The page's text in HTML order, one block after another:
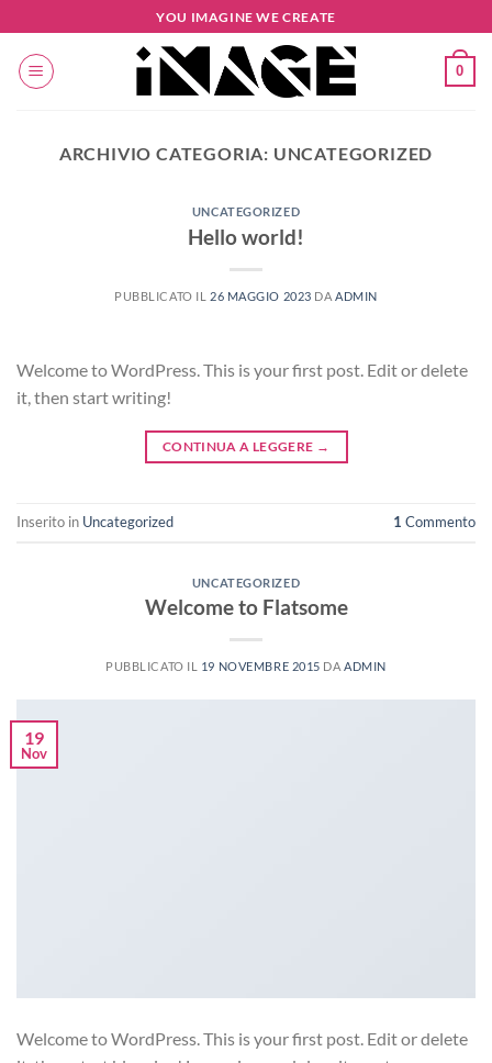
ai
contenuti
YOU IMAGINE WE CREATE
0
ARCHIVIO CATEGORIA: UNCATEGORIZED
UNCATEGORIZED
Hello world!
PUBBLICATO IL 26 MAGGIO 2023 DA ADMIN
Welcome to WordPress. This is your first post. Edit or delete
it, then start writing!
CONTINUA A LEGGERE →
Inserito in Uncategorized 1 Commento
UNCATEGORIZED
Welcome to Flatsome
PUBBLICATO IL 19 NOVEMBRE 2015 DAADMIN
19
Nov
Welcome to WordPress. This is your first post. Edit or delete